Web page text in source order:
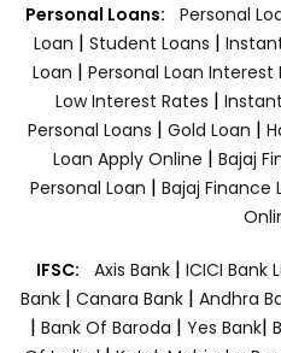
Personal Loans: Personal
Loan | Student Loans |
Loan | Personal Loan Interest
Low Interest Rates |
Personal Loans | Gold Loan |
Loan Apply Online | Bajaj
Personal Loan | Bajaj Finance
IFSC: Axis Bank | ICICI Bank
Bank| Canara Bank | Andhra
| Bank Of Baroda | Yes Bank|